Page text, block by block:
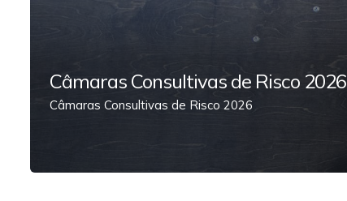
Câmaras Consultivas de Risco 2026
Câmaras Consultivas de Risco 2026